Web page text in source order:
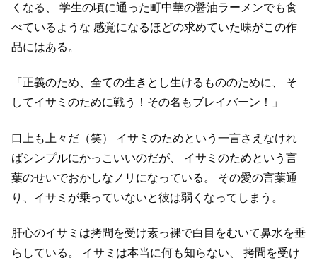
くなる、
学生の頃に通った町中華の醤油ラーメンでも食
べているような 感覚になるほどの求めていた味がこの作
品にはある。
「正義のため、全ての生きとし生けるもののために、
そ
してイサミのために戦う！その名もブレイバーン！」
口上も上々だ（笑）
イサミのためという一言さえなけれ
ばシンプルにかっこいいのだが、
イサミのためという言
葉のせいでおかしなノリになっている。
その愛の言葉通
り、イサミが乗っていないと彼は弱くなってしまう。
肝心のイサミは拷問を受け素っ裸で白目をむいて鼻水を垂
らしている。
イサミは本当に何も知らない、
拷問を受け